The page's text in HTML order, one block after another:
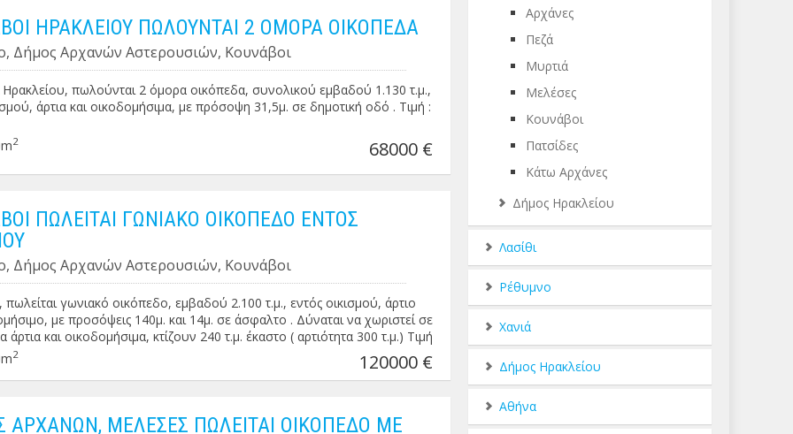
ΗΡΑΚΛΕΙΟΥ ΠΩΛΟΥΝΤΑΙ 2 ΟΜΟΡΑ ΟΙΚΟΠΕΔΑ
Δήμος Αρχανών Αστερουσιών, Κουνάβοι
πωλούνται 2 όμορα οικόπεδα, συνολικού εμβαδού 1.130 τ.μ.,
άρτια και οικοδομήσιμα, με πρόσοψη 31,5μ. σε δημοτική οδό . Τιμή :
2 68000 €
ΠΩΛΕΙΤΑΙ ΓΩΝΙΑΚΟ ΟΙΚΟΠΕΔΟ ΕΝΤΟΣ
Δήμος Αρχανών Αστερουσιών, Κουνάβοι
γωνιακό οικόπεδο, εμβαδού 2.100 τ.μ., εντός οικισμού, άρτιο
με προσόψεις 140μ. και 14μ. σε άσφαλτο . Δύναται να χωριστεί σε
άρτια και οικοδομήσιμα, κτίζουν 240 τ.μ. έκαστο ( αρτιότητα 300 τ.μ.) Τιμή
2 120000 €
ΜΕΛΕΣΕΣ ΠΩΛΕΙΤΑΙ ΟΙΚΟΠΕΔΟ ΜΕ
Αρχάνες
Πεζά
Μυρτιά
Μελέσες
Κουνάβοι
Πατσίδες
Κάτω Αρχάνες
Δήμος Ηρακλείου
Λασίθι
Ρέθυμνο
Χανιά
Δήμος Ηρακλείου
Αθήνα